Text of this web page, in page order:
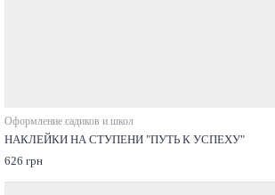
Оформление садиков и школ
НАКЛЕЙКИ НА СТУПЕНИ "ПУТЬ К УСПЕХУ"
626 грн